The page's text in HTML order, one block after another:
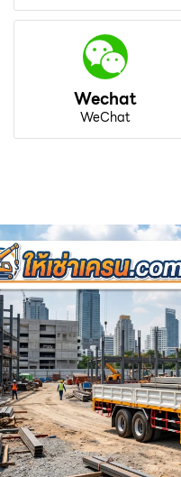
Wechat
WeChat